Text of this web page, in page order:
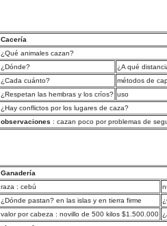
Cacería
¿Qué animales cazan?
¿Dónde?
¿A qué
¿Cada cuánto?
métodos de
¿Respetan las hembras y los críos? uso
¿Hay conflictos por los lugares de caza?
observaciones : cazan poco por problemas de
Ganadería
raza : cebú
¿Dónde pastan? en las islas y en tierra firme
valor por cabeza : novillo de 500 kilos $1.500.000